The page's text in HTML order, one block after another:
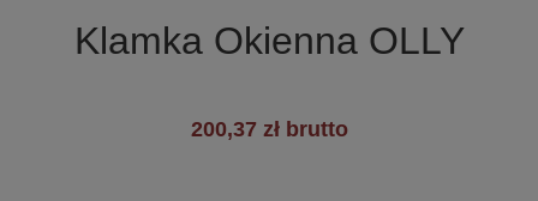
Klamka Okienna OLLY
200,37 zł brutto